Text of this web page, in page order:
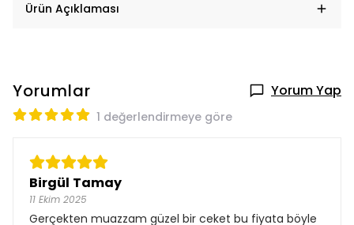
Ürün Açıklaması
Yorumlar Yorum Yap
1 değerlendirmeye göre
Birgül Tamay
11 Ekim 2025
Gerçekten muazzam güzel bir ceket bu fiyata böyle